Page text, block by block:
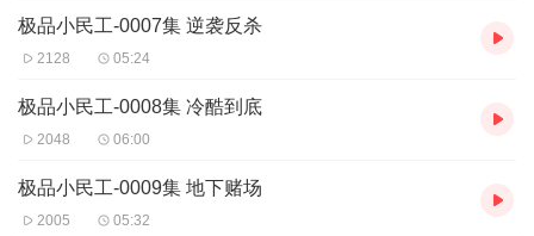
极品小民工-0007集 逆袭反杀
2128 05:24
极品小民工-0008集 冷酷到底
2048 06:00
极品小民工-0009集 地下赌场
2005 05:32